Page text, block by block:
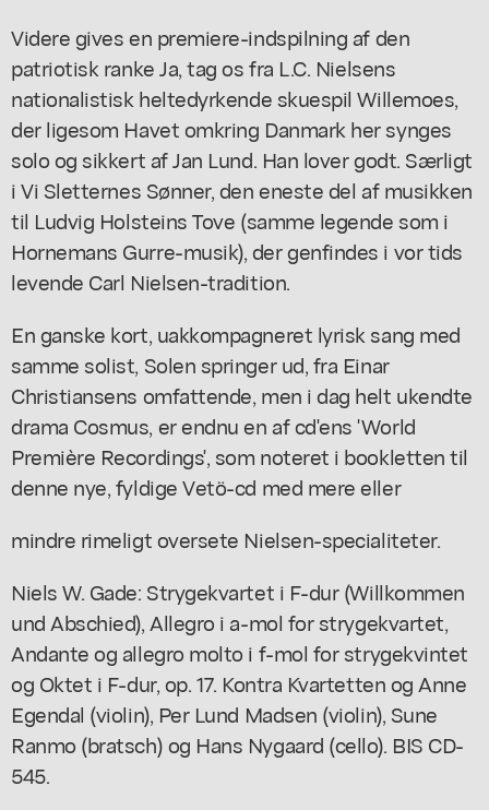
Videre gives en premiere-indspilning af den
patriotisk ranke Ja, tag os fra L.C. Nielsens
nationalistisk heltedyrkende skuespil Willemoes,
der ligesom Havet omkring Danmark her synges
solo og sikkert af Jan Lund. Han lover godt. Særligt
i Vi Sletternes Sønner, den eneste del af musikken
til Ludvig Holsteins Tove (samme legende som i
Hornemans Gurre-musik), der genfindes i vor tids
levende Carl Nielsen-tradition.
En ganske kort, uakkompagneret lyrisk sang med
samme solist, Solen springer ud, fra Einar
Christiansens omfattende, men i dag helt ukendte
drama Cosmus, er endnu en af cd'ens 'World
Première Recordings', som noteret i bookletten til
denne nye, fyldige Vetö-cd med mere eller
mindre rimeligt oversete Nielsen-specialiteter.
Niels W. Gade: Strygekvartet i F-dur (Willkommen
und Abschied), Allegro i a-mol for strygekvartet,
Andante og allegro molto i f-mol for strygekvintet
og Oktet i F-dur, op. 17. Kontra Kvartetten og Anne
Egendal (violin), Per Lund Madsen (violin), Sune
Ranmo (bratsch) og Hans Nygaard (cello). BIS CD-
545.